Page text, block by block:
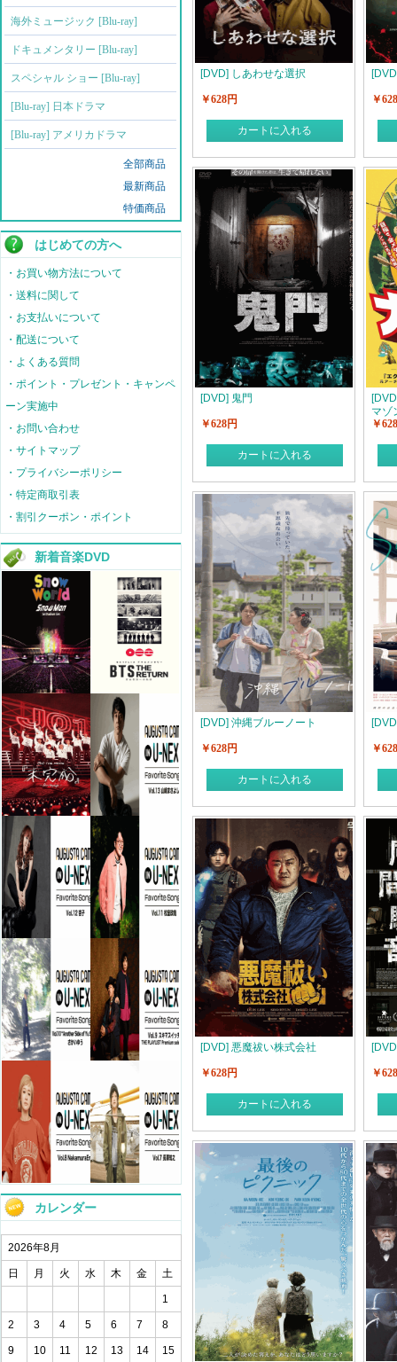
海外ミュージック [Blu-ray]
ドキュメンタリー [Blu-ray]
スペシャル ショー [Blu-ray]
[Blu-ray] 日本ドラマ
[Blu-ray] アメリカドラマ
全部商品
最新商品
特価商品
はじめての方へ
・お買い物方法について
・送料に関して
・お支払いについて
・配送について
・よくある質問
・ポイント・プレゼント・キャンペ
ーン実施中
・お問い合わせ
・サイトマップ
・プライバシーポリシー
・特定商取引表
・割引クーポン・ポイント
新着音楽DVD
カレンダー
2026年8月
日 月 火 水 木 金 土
1
2 3 4 5 6 7 8
9 10 11 12 13 14 15
[DVD] しあわせな選択
￥628円
カートに入れる
￥
[DVD] 鬼門
￥628円
カートに入れる
マゾ
￥
[DVD] 沖縄ブルーノート
￥628円
カートに入れる
￥
[DVD] 悪魔祓い株式会社
￥628円
カートに入れる
￥